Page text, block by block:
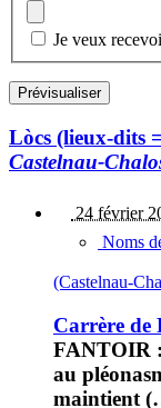
Je veux
Lòcs (lieux-dits
Castelnau-
24 février
Noms
(Castelnau-
Carrère de
FANTOIR
au
maintient